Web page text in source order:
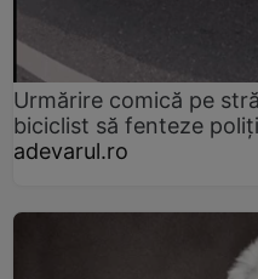
Urmărire comică pe
biciclist să fenteze
adevarul.ro